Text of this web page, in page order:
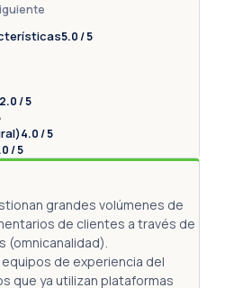
5.0 / 5
2.0 / 5
4.0 / 5
/ 5
grandes volúmenes de
de clientes a través de
(omnicanalidad).
de experiencia del
que ya utilizan plataformas